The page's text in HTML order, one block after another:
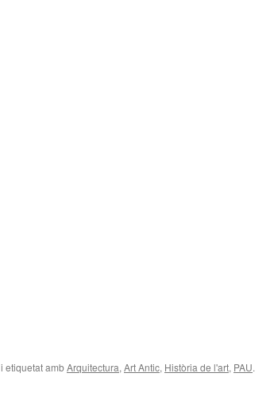
i etiquetat ambArquitectura,Art Antic, Història de l'art, PAU.